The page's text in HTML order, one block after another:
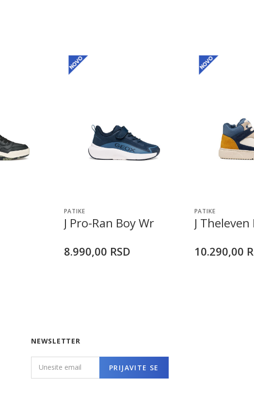
PATIKE
J Pro-Ran Boy Wr
8.990,00 RSD
PATIKE
J Theleven
10.290,00
NEWSLETTER
PRIJAVITE SE